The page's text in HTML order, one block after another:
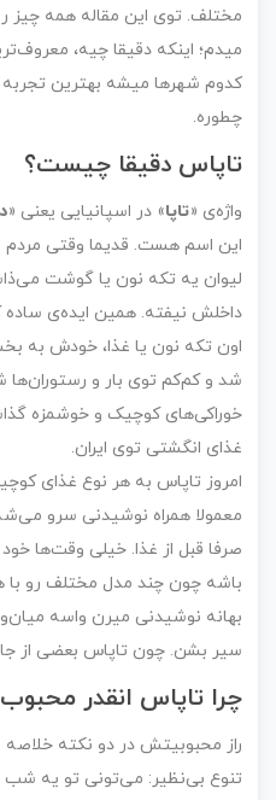
مختلف. توی این مقاله همه چیز
میدم؛ اینکه دقیقا چیه،
کدوم شهرها میشه بهترین
چطوره.
تاپاس دقیقا چیست؟
واژه‌ی «تاپا» در اسپانیایی یعنی «
این اسم هست. قدیما وقتی
لیوان یه تکه نون یا گوشت
داخلش نیفته. همین ایده‌ی
اون تکه نون یا غذا، خودش به
شد و کم‌کم توی بار و رستوران‌ها
خوراکی‌های کوچیک و خوشمزه
غذای انگشتی توی ایران.
امروز تاپاس به هر نوع غذای
معمولا همراه نوشیدنی سرو
صرفا قبل از غذا. خیلی وقت‌ها
باشه چون چند مدل مختلف رو
بهانه نوشیدنی میرن واسه
سیر بشن. چون تاپاس بعضی از
چرا تاپاس انقدر
راز محبوبیتش در دو نکته
تنوع بی‌نظیر: می‌تونی تو یه شب